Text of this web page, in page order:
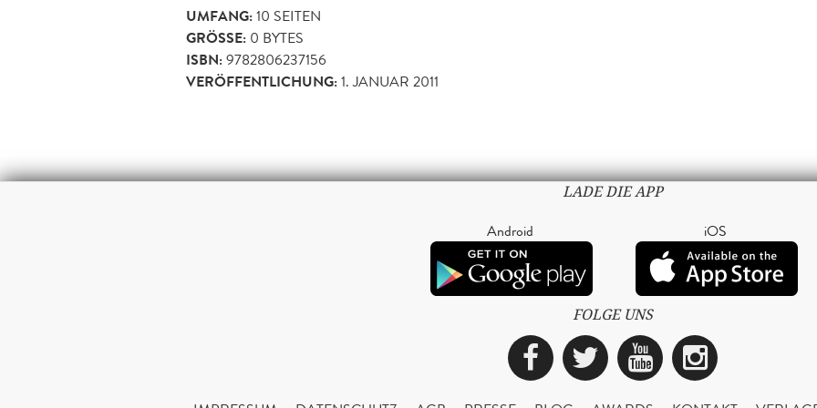
UMFANG:10 SEITEN
GRÖSSE: 0 BYTES
ISBN:9782806237156
VERÖFFENTLICHUNG:1. JANUAR 2011
LADE DIE APP
Android iOS
FOLGE UNS
Facebook
TwitterYouTube